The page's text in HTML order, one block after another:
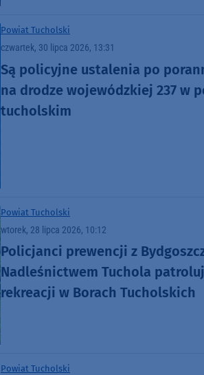
Powiat Tucholski
czwartek, 30 lipca 2026, 13:31
Są policyjne ustalenia po
na drodze wojewódzkiej 237 w
tucholskim
Powiat Tucholski
wtorek, 28 lipca 2026, 10:12
Policjanci prewencji z
Nadleśnictwem Tuchola
rekreacji w Borach Tucholskich
Powiat Tucholski